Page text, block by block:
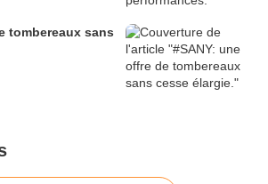
tombereaux sans